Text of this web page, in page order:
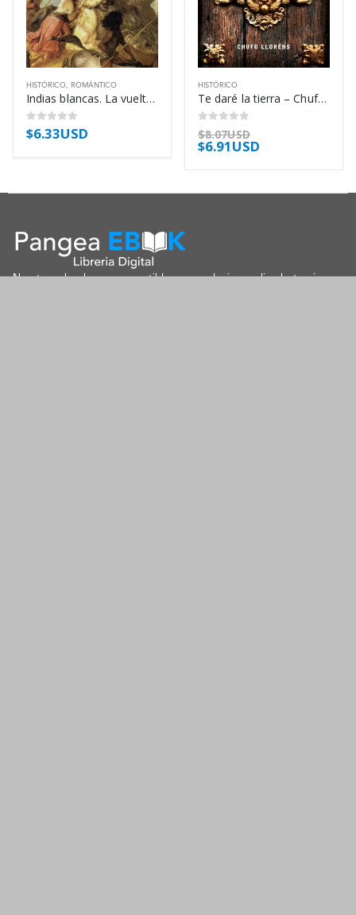
HISTÓRICO, ROMÁNTICO
Indias blancas. La vuelta del ranquel – Florencia Bonelli
0out of 5
$6.33USD
HISTÓRICO
Te daré la tierra – Chufo Lloréns
0out of 5
$8.07USD
$6.91USD
Nuestros ebooks son compatibles con cualquier medio electronico,